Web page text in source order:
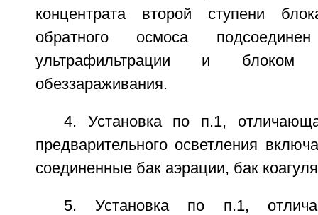
концентрата второй ступени
обратного осмоса
ультрафильтрации и блоком
обеззараживания.
4. Установка по п.1,
предварительного осветления
соединенные бак аэрации, бак
5. Установка по п.1,